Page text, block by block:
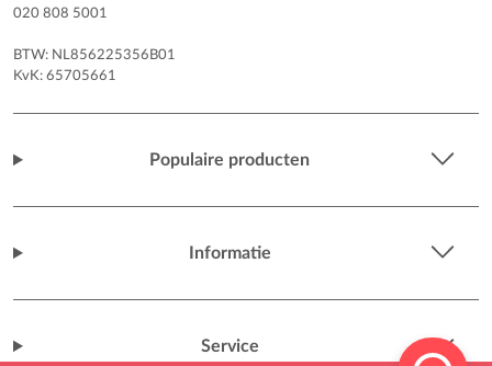
020 808 5001
BTW: NL856225356B01
KvK: 65705661
Populaire producten
Informatie
Service